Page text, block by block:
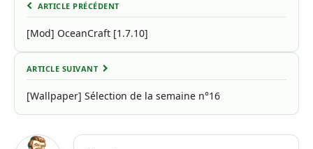
ARTICLE PRÉCÉDENT
[Mod] OceanCraft [1.7.10]
ARTICLE SUIVANT
[Wallpaper] Sélection de la semaine n°16